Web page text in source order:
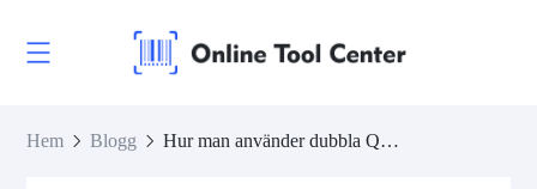
Hem Blogg Hur man använder dubbla QR-koder: Sida vid sida designregler och bästa praxis